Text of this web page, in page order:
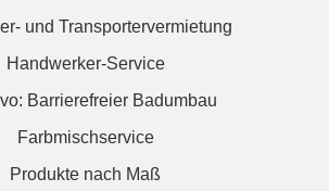
und Transportervermietung
Handwerker-Service
Barrierefreier Badumbau
Farbmischservice
Produkte nach Maß